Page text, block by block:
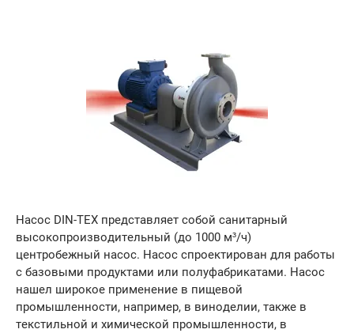
Насос DIN-TEX представляет собой санитарный
высокопроизводительный (до 1000 м³/ч)
центробежный насос. Насос спроектирован для работы
с базовыми продуктами или полуфабрикатами. Насос
нашел широкое применение в пищевой
промышленности, например, в виноделии, также в
текстильной и химической промышленности, в